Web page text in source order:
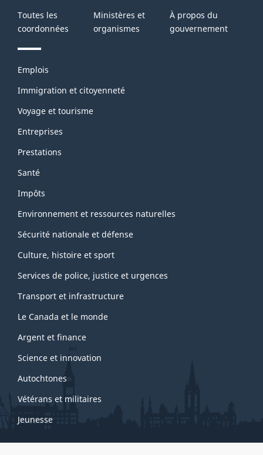
Toutes les
coordonnées
Ministères et
organismes
À propos du
gouvernement
Thèmes
sujets
Emplois
Immigration et citoyenneté
Voyage et tourisme
Entreprises
Prestations
Santé
Impôts
Environnement et ressources naturelles
Sécurité nationale et défense
Culture, histoire et sport
Services de police, justice et urgences
Transport et infrastructure
Le Canada et le monde
Argent et finance
Science et innovation
Autochtones
Vétérans et militaires
Jeunesse